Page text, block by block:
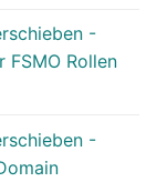
-
FSMO Rollen
-